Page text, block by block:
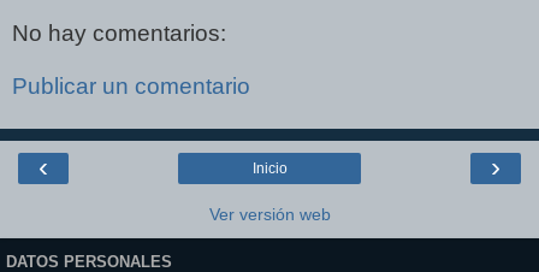
No hay comentarios:
Publicar un comentario
‹ ›
Inicio
Ver versión web
DATOS PERSONALES